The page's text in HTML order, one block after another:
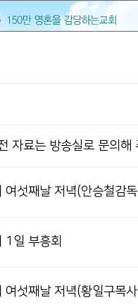
자료는 방송실로 문의해
섯째날 저녁(안승철감
일 부흥회
섯째날 저녁(황일구목